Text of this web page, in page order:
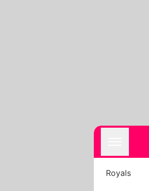
Royals